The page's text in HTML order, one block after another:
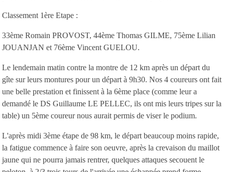
Classement 1ère Etape :
33ème Romain PROVOST, 44ème Thomas GILME, 75ème Lilian
JOUANJAN et 76ème Vincent GUELOU.
Le lendemain matin contre la montre de 12 km après un départ du
gîte sur leurs montures pour un départ à 9h30. Nos 4 coureurs ont fait
une belle prestation et finissent à la 6ème place (comme leur a
demandé le DS Guillaume LE PELLEC, ils ont mis leurs tripes sur la
table) un 5ème coureur nous aurait permis de viser le podium.
L'après midi 3ème étape de 98 km, le départ beaucoup moins rapide,
la fatigue commence à faire son oeuvre, après la crevaison du maillot
jaune qui ne pourra jamais rentrer, quelques attaques secouent le